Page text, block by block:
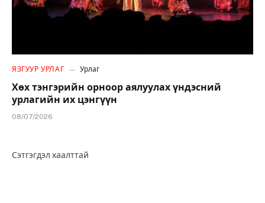
ЯЗГУУР УРЛАГ Урлаг
Хөх тэнгэрийн орноор аялуулах үндэсний
урлагийн их цэнгүүн
08/07/2026
Сэтгэгдэл хаалттай